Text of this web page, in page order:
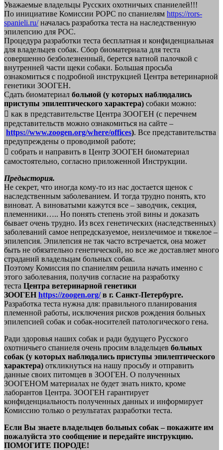
Уважаемые владельцы Русских охотничьих спаниелей!!!
По инициативе Комиссии РОРС по спаниелям https://rors-
spanieli.ru/началась разработка теста на наследственную
эпилепсию для РОС.
Процедура разработки теста бесплатная и конфиденциальная
для владельцев собак. Сбор биоматериала для теста
совершенно безболезненный, берется ватной палочкой с
внутренней части щеки собаки. Большая просьба
ознакомиться с подробной инструкцией Центра ветеринарной
генетики ЗООГЕН.
Сдать биоматериал больной (у которых наблюдались
приступы эпилептического характера) собаки можно:
 как в представительстве Центра ЗООГЕН (с перечнем
представительств можно ознакомиться на сайте –
https://www.zoogen.org/where/offices). Все представительства
предупреждены о проводимой работе;
 собрать и направить в Центр ЗООГЕН биоматериал
самостоятельно, согласно приложенной Инструкции.
Предыстория.
Не секрет, что иногда кому-то из нас достается щенок с
наследственным заболеванием. И тогда трудно понять, кто
виноват. А виноватыми кажутся все – заводчик, секция,
племенники….. Но понять степень этой вины и доказать
бывает очень трудно. Из всех генетических (наследственных)
заболеваний самое непредсказуемое, неизлечимое и тяжелое –
эпилепсия. Эпилепсия не так часто встречается, она может
быть не обязательно генетической, но все же доставляет много
страданий владельцам больных собак.
Поэтому Комиссия по спаниелям решила начать именно с
этого заболевания, получив согласие на разработку
теста Центра ветеринарной генетики
ЗООГЕН https://zoogen.org/в г. Санкт-Петербурге.
Разработка теста нужна для: правильного планирования
племенной работы, исключения рисков рождения больных
эпилепсией собак и собак-носителей патологического гена.
Ради здоровья наших собак и ради будущего Русского
охотничьего спаниеля очень просим владельцев больных
собак (у которых наблюдались приступы эпилептического
характера) откликнуться на нашу просьбу и отправить
данные своих питомцев в ЗООГЕН. О полученных
ЗООГЕНОМ материалах не будет знать никто, кроме
лаборантов Центра. ЗООГЕН гарантирует
конфиденциальность полученных данных и информирует
Комиссию только о результатах разработки теста.
Если Вы знаете владельцев больных собак – покажите им
пожалуйста это сообщение и передайте инструкцию.
ПОМОГИТЕ ПОРОДЕ!